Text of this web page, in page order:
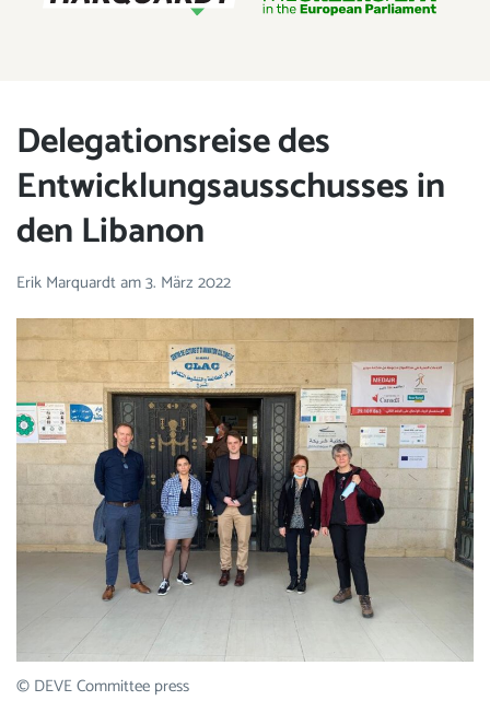
Delegationsreise des
Entwicklungsausschusses in
den Libanon
Erik Marquardtam3. März 2022
© DEVE Committee press